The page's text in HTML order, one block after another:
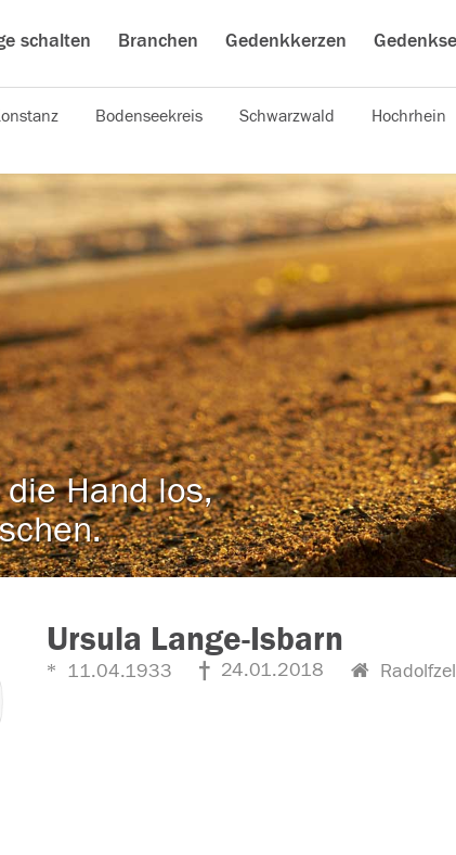
schalten Branchen Gedenkkerzen
Bodenseekreis Schwarzwald Hochrhein
Hand los,
Ursula Lange-Isbarn
11.04.1933 24.01.2018